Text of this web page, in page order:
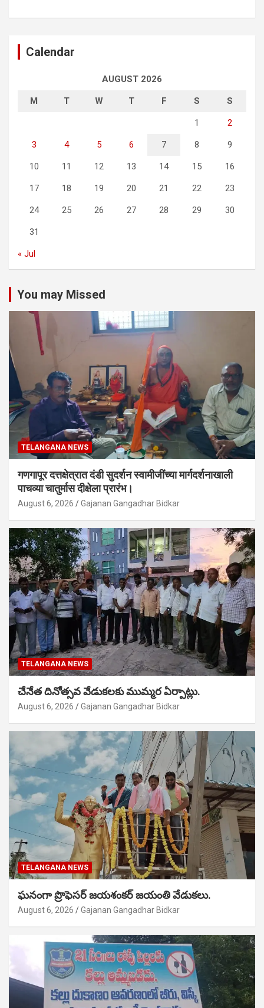
Calendar
AUGUST 2026
M T W T F S S
1 2
3 4 5 6 7 8 9
10 11 12 13 14 15 16
17 18 19 20 21 22 23
24 25 26 27 28 29 30
31
« Jul
You may Missed
TELANGANA NEWS
गणगापूर दत्तक्षेत्रात दंडी सुदर्शन स्वामीजींच्या मार्गदर्शनाखाली
पाचव्या चातुर्मास दीक्षेला प्रारंभ।
August 6, 2026 Gajanan Gangadhar Bidkar
TELANGANA NEWS
చేనేత దినోత్సవ వేడుకలకు ముమ్మర ఏర్పాట్లు.
August 6, 2026 Gajanan Gangadhar Bidkar
TELANGANA NEWS
ఘనంగా ప్రొఫెసర్ జయశంకర్ జయంతి వేడుకలు.
August 6, 2026 Gajanan Gangadhar Bidkar